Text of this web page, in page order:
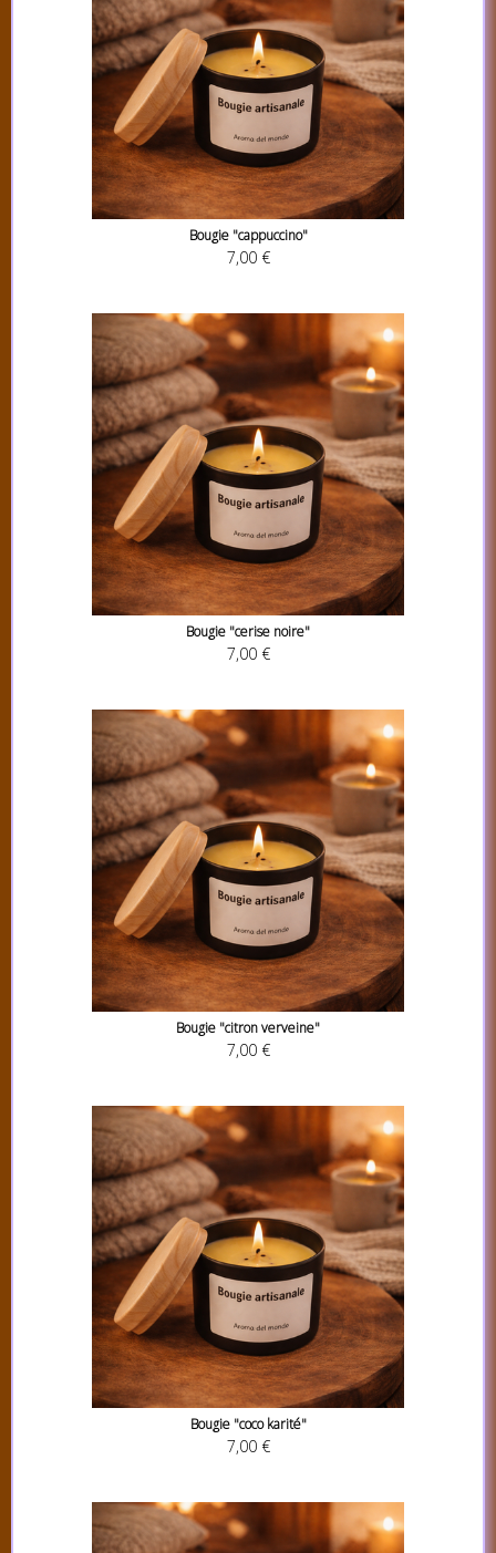
Bougie "cappuccino"
7,00 €
Bougie "cerise noire"
7,00 €
Bougie "citron verveine"
7,00 €
Bougie "coco karité"
7,00 €